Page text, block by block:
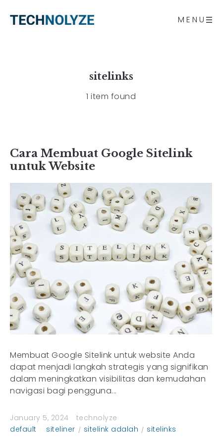
MENU
sitelinks
1 item found
Cara Membuat Google Sitelink
untuk Website
Membuat Google Sitelink untuk website Anda
dapat menjadi langkah strategis yang signifikan
dalam meningkatkan visibilitas dan kemudahan
navigasi bagi pengguna...
January 5, 2024
technolyze
default
siteliner sitelink adalah sitelinks